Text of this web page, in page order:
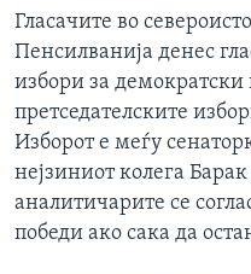
навигација
Пребарувај
ПОЛИТИКА
ЗДРАВЈЕ
НАУКА
УМЕТНОСТ И ЗАБАВА
ИНТЕРВЈУА
ВЕСТИ ОД САД ВО
ИЗБОРИ ВО САД 2020 -
Learning English
НАКУСО...
Јазици
Гласачите во
Пенсилванија денес
избори за демократски
претседателските
Изборот е меѓу
нејзиниот колега
аналитичарите се
победи ако сака да